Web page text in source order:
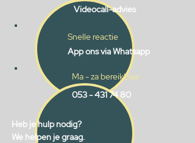
Videocall-advies
Snelle reactie
App ons via Whatsapp
Ma - za bereikbaar
053 - 431 74 80
Heb je hulp nodig?
We helpen je graag.